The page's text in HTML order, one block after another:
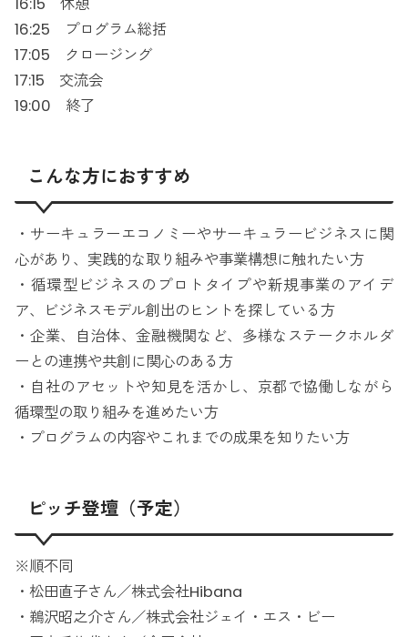
16:15 休憩
16:25 プログラム総括
17:05 クロージング
17:15 交流会
19:00 終了
こんな方におすすめ
・サーキュラーエコノミーやサーキュラービジネスに関
心があり、実践的な取り組みや事業構想に触れたい方
・循環型ビジネスのプロトタイプや新規事業のアイデ
ア、ビジネスモデル創出のヒントを探している方
・企業、自治体、金融機関など、多様なステークホルダ
ーとの連携や共創に関心のある方
・自社のアセットや知見を活かし、京都で協働しながら
循環型の取り組みを進めたい方
・プログラムの内容やこれまでの成果を知りたい方
ピッチ登壇（予定）
※順不同
・松田直子さん／株式会社Hibana
・鵜沢昭之介さん／株式会社ジェイ・エス・ビー